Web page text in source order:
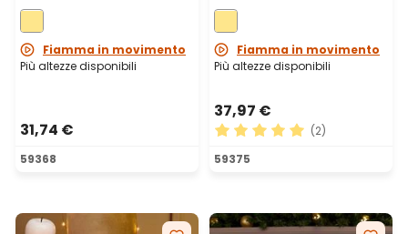
mobili, h 25 cm, Ø 15 cm
Fiamma in movimento
Più altezze disponibili
31,74 €
59368
mobili, h 35 cm, Ø 15 cm
Fiamma in movimento
Più altezze disponibili
37,97 €
Valutazione media di 5 su
(2)
59375